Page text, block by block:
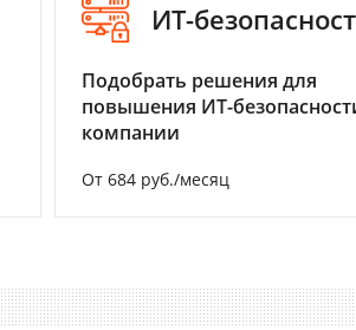
ИТ-
Подобрать решения для
повышения ИТ-
компании
От 684 руб./месяц